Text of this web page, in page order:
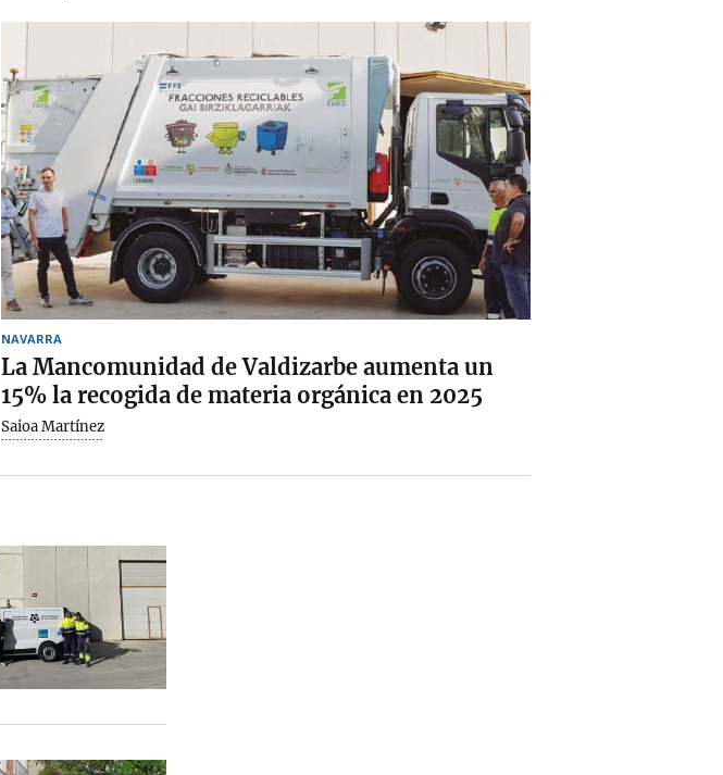
NAVARRA
La Mancomunidad de Valdizarbe aumenta un
15% la recogida de materia orgánica en 2025
Saioa Martínez